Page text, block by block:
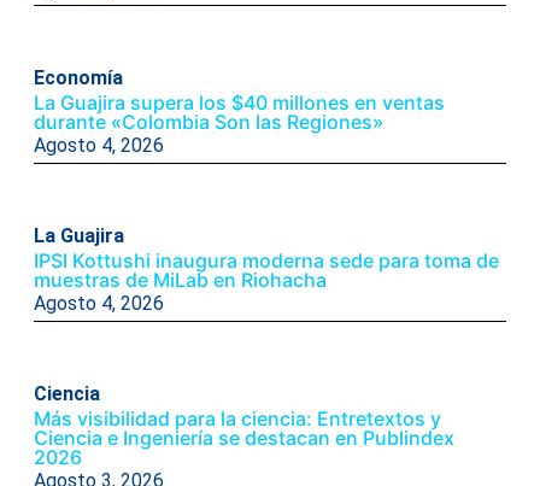
Economía
La Guajira supera los $40 millones en ventas
durante «Colombia Son las Regiones»
Agosto 4, 2026
La Guajira
IPSI Kottushi inaugura moderna sede para toma de
muestras de MiLab en Riohacha
Agosto 4, 2026
Ciencia
Más visibilidad para la ciencia: Entretextos y
Ciencia e Ingeniería se destacan en Publindex
2026
Agosto 3, 2026